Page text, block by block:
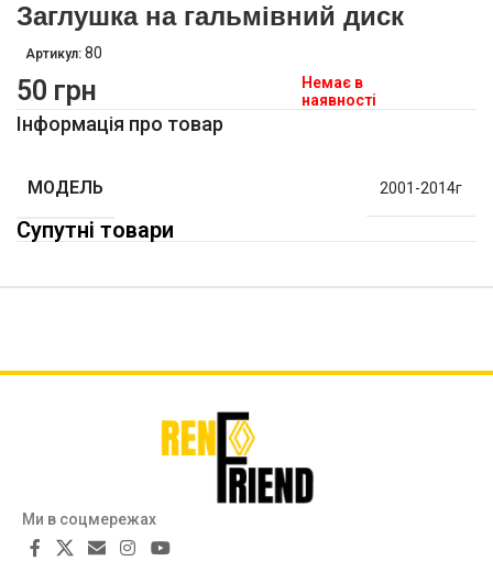
Заглушка на гальмівний диск
Артикул: 80
50 грн
Немає в
наявності
Інформація про товар
МОДЕЛЬ 2001-2014г
Супутні товари
Ми в соцмережах